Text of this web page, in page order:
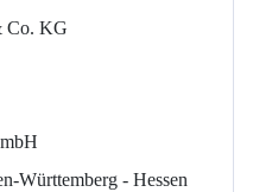
Co. KG
Württemberg - Hessen